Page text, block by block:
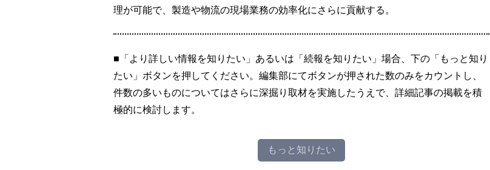
理が可能で、製造や物流の現場業務の効率化にさらに貢献する。
■「より詳しい情報を知りたい」あるいは「続報を知りたい」場合、下の「もっと知り
たい」ボタンを押してください。編集部にてボタンが押された数のみをカウントし、
件数の多いものについてはさらに深掘り取材を実施したうえで、詳細記事の掲載を積
極的に検討します。
もっと知りたい